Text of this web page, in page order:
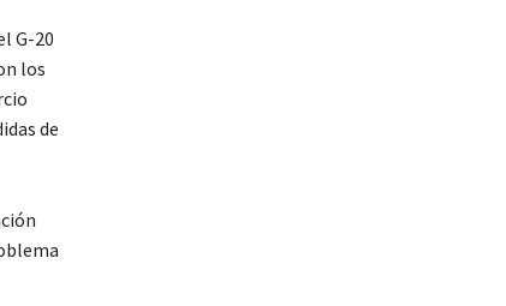
G-20
los
de